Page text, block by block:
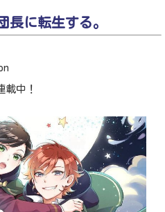
長に転生する。
中！